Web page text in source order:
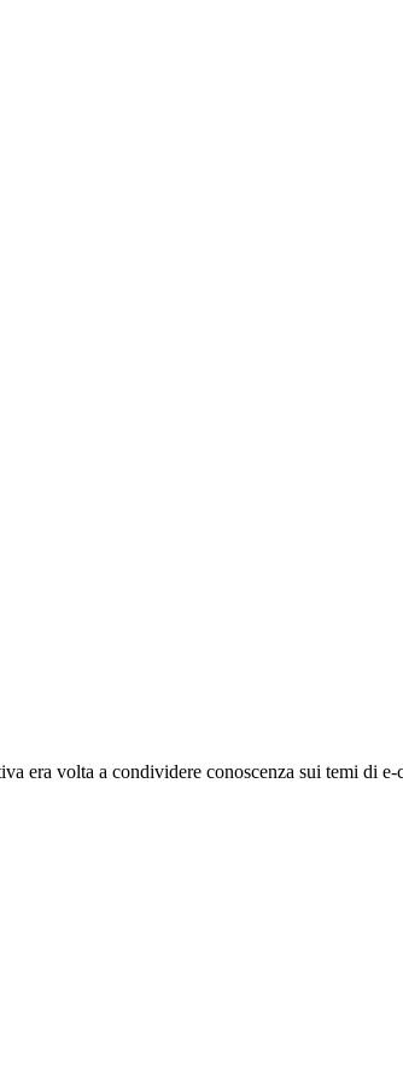
era volta a condividere conoscenza sui temi di